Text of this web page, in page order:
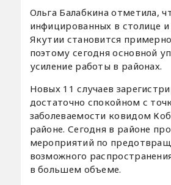
Ольга Балабкина отметила,
инфицированных в столице и
Якутии становится
поэтому сегодня основной
усиление работы в районах.
Новых 11 случаев
достаточно спокойном с
заболеваемости ковидом
районе. Сегодня в районе
мероприятий по
возможного
в большем объеме.